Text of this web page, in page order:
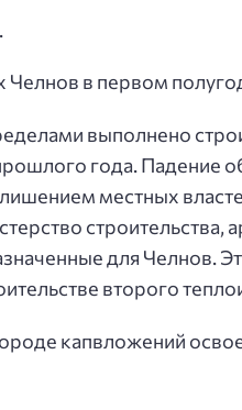
в первом
выполнено
года. Падение
местных
строительства,
для Челнов.
второго
капвложений